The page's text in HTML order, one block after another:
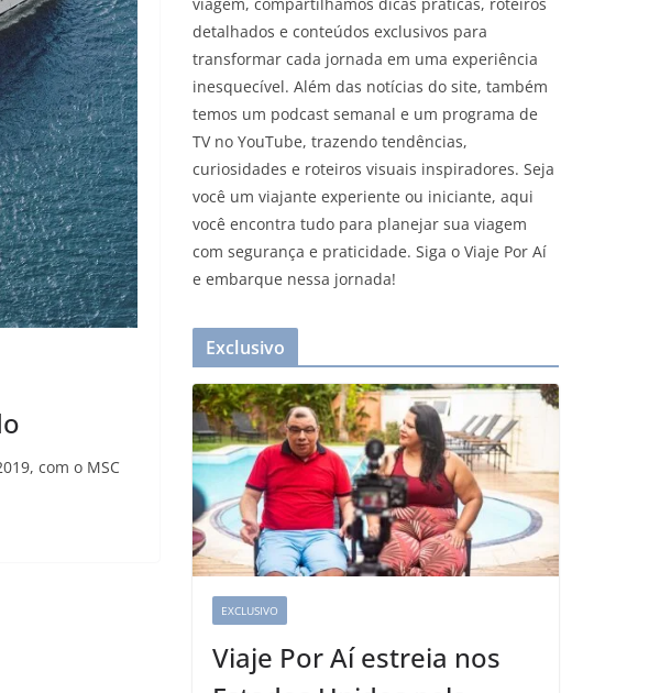
com o MSC
detalhados e conteúdos exclusivos para
transformar cada jornada em uma experiência
inesquecível. Além das notícias do site, também
temos um podcast semanal e um programa de
TV no YouTube, trazendo tendências,
curiosidades e roteiros visuais inspiradores. Seja
você um viajante experiente ou iniciante, aqui
você encontra tudo para planejar sua viagem
com segurança e praticidade. Siga o Viaje Por Aí
e embarque nessa jornada!
Exclusivo
EXCLUSIVO
Viaje Por Aí estreia nos